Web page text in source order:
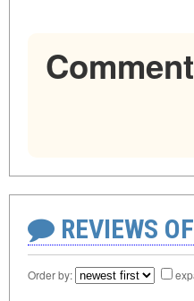
REVIEWS
Order by: